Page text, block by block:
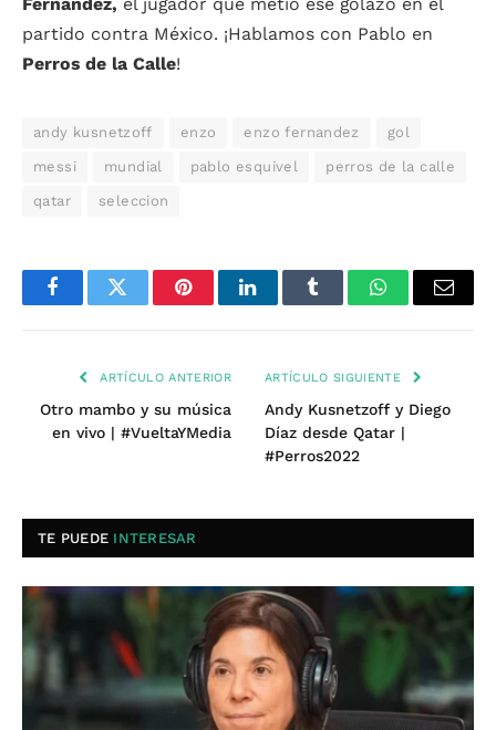
partido contra México. ¡Hablamos con Pablo en
Perros de la Calle!
andy kusnetzoff enzo enzo fernandez gol
messi mundial pablo esquivel perros de la calle
qatar seleccion
FacebookTwitter PinterestLinkedInTumblr WhatsAppEmail
ARTÍCULO ANTERIOR
Otro mambo y su música
en vivo | #VueltaYMedia
ARTÍCULO SIGUIENTE
Andy Kusnetzoff y Diego
Díaz desde Qatar |
#Perros2022
TE PUEDE INTERESAR